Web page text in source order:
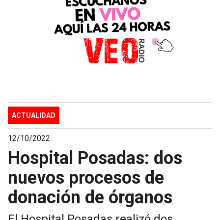
ACTUALIDAD
12/10/2022
Hospital Posadas: dos
nuevos procesos de
donación de órganos